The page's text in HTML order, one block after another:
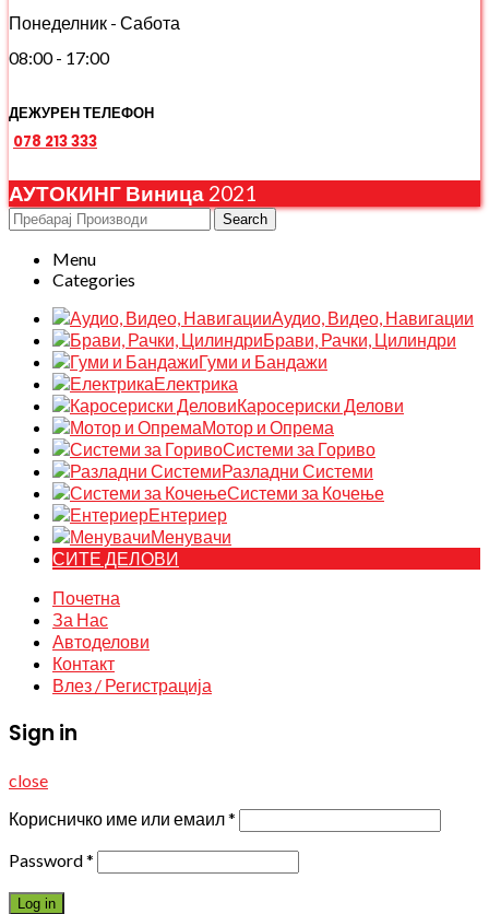
Понеделник - Сабота
08:00 - 17:00
ДЕЖУРЕН ТЕЛЕФОН
078 213 333
АУТОКИНГ Виница 2021
Search
Menu
Categories
Аудио, Видео, Навигации
Брави, Рачки, Цилиндри
Гуми и Бандажи
Електрика
Каросериски Делови
Мотор и Опрема
Системи за Гориво
Разладни Системи
Системи за Кочење
Ентериер
Менувачи
СИТЕ ДЕЛОВИ
Почетна
За Нас
Автоделови
Контакт
Влез / Регистрација
Sign in
close
Корисничко име или емаил*
Password*
Log in